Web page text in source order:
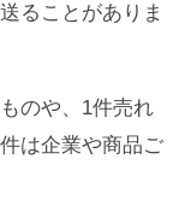
ることがありま
のや、1件売れ
は企業や商品ご